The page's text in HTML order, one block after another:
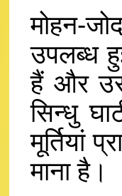
मोहन-
उपलब्ध
हैं और
सिन्धु
मूर्तियां
माना है।